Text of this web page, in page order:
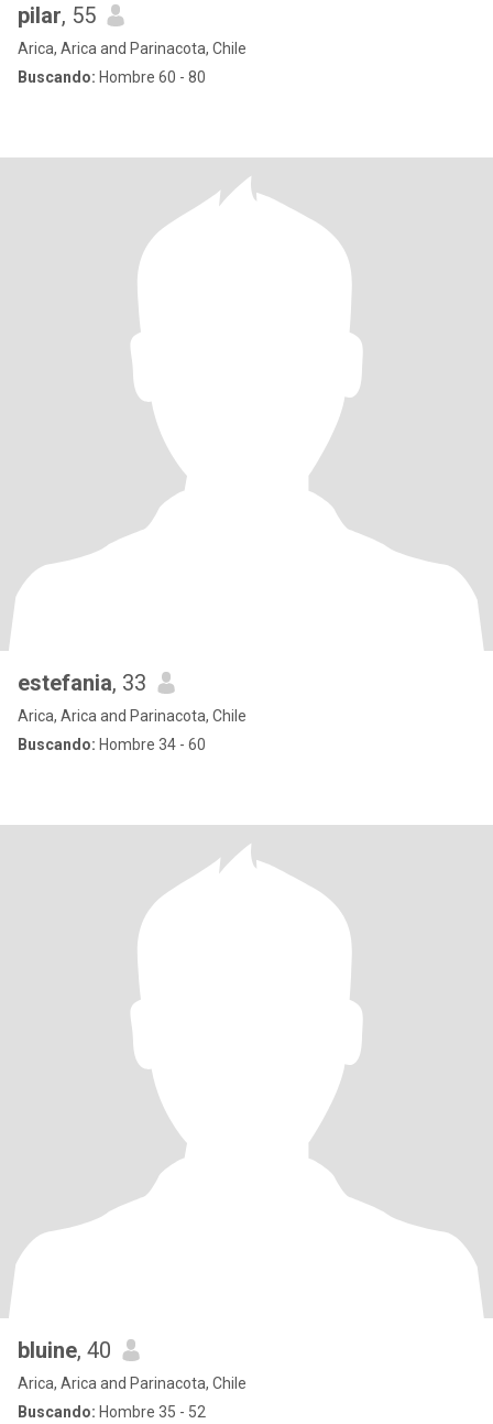
pilar, 55
Arica, Arica and Parinacota, Chile
Buscando: Hombre 60 - 80
estefania, 33
Arica, Arica and Parinacota, Chile
Buscando: Hombre 34 - 60
bluine, 40
Arica, Arica and Parinacota, Chile
Buscando: Hombre 35 - 52